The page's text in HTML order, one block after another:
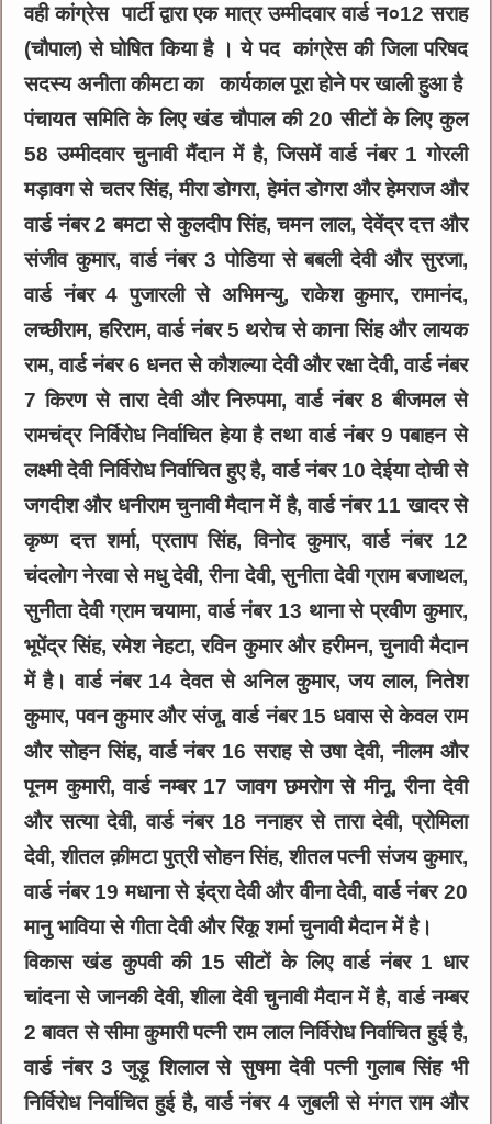
वही कांग्रेस पार्टी द्वारा एक मात्र उम्मीदवार वार्ड न०12 सराह
(चौपाल) से घोषित किया है । ये पद कांग्रेस की जिला परिषद
सदस्य अनीता कीमटा का कार्यकाल पूरा होने पर खाली हुआ है
पंचायत समिति के लिए खंड चौपाल की 20 सीटों के लिए कुल
58 उम्मीदवार चुनावी मैंदान में है, जिसमें वार्ड नंबर 1 गोरली
मड़ावग से चतर सिंह, मीरा डोगरा, हेमंत डोगरा और हेमराज और
वार्ड नंबर 2 बमटा से कुलदीप सिंह, चमन लाल, देवेंद्र दत्त और
संजीव कुमार, वार्ड नंबर 3 पोडिया से बबली देवी और सुरजा,
वार्ड नंबर 4 पुजारली से अभिमन्यु, राकेश कुमार, रामानंद,
लच्छीराम, हरिराम, वार्ड नंबर 5 थरोच से काना सिंह और लायक
राम, वार्ड नंबर 6 धनत से कौशल्या देवी और रक्षा देवी, वार्ड नंबर
7 किरण से तारा देवी और निरुपमा, वार्ड नंबर 8 बीजमल से
रामचंद्र निर्विरोध निर्वाचित हेया है तथा वार्ड नंबर 9 पबाहन से
लक्ष्मी देवी निर्विरोध निर्वाचित हुए है, वार्ड नंबर 10 देईया दोची से
जगदीश और धनीराम चुनावी मैदान में है, वार्ड नंबर 11 खादर से
कृष्ण दत्त शर्मा, प्रताप सिंह, विनोद कुमार, वार्ड नंबर 12
चंदलोग नेरवा से मधु देवी, रीना देवी, सुनीता देवी ग्राम बजाथल,
सुनीता देवी ग्राम चयामा, वार्ड नंबर 13 थाना से प्रवीण कुमार,
भूपेंद्र सिंह, रमेश नेहटा, रविन कुमार और हरीमन, चुनावी मैदान
में है। वार्ड नंबर 14 देवत से अनिल कुमार, जय लाल, नितेश
कुमार, पवन कुमार और संजू, वार्ड नंबर 15 धवास से केवल राम
और सोहन सिंह, वार्ड नंबर 16 सराह से उषा देवी, नीलम और
पूनम कुमारी, वार्ड नम्बर 17 जावग छमरोग से मीनू, रीना देवी
और सत्या देवी, वार्ड नंबर 18 ननाहर से तारा देवी, प्रोमिला
देवी, शीतल क़ीमटा पुत्री सोहन सिंह, शीतल पत्नी संजय कुमार,
वार्ड नंबर 19 मधाना से इंद्रा देवी और वीना देवी, वार्ड नंबर 20
मानु भाविया से गीता देवी और रिंकू शर्मा चुनावी मैदान में है।
विकास खंड कुपवी की 15 सीटों के लिए वार्ड नंबर 1 धार
चांदना से जानकी देवी, शीला देवी चुनावी मैदान में है, वार्ड नम्बर
2 बावत से सीमा कुमारी पत्नी राम लाल निर्विरोध निर्वाचित हुई है,
वार्ड नंबर 3 जुड़ू शिलाल से सुषमा देवी पत्नी गुलाब सिंह भी
निर्विरोध निर्वाचित हुई है, वार्ड नंबर 4 जुबली से मंगत राम और